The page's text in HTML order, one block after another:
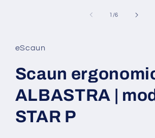
fereastră
modală
1 /din
6
eScaun
Scaun
ALBASTRA |
STAR P